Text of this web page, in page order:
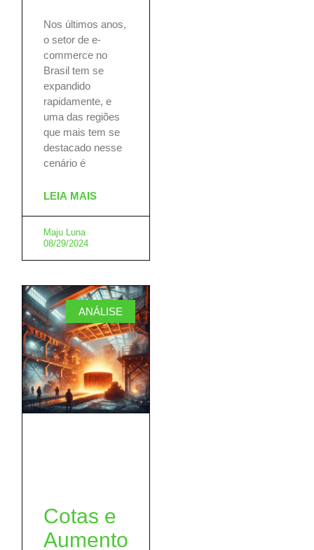
Nos últimos anos,
o setor de e-
commerce no
Brasil tem se
expandido
rapidamente, e
uma das regiões
que mais tem se
destacado nesse
cenário é
LEIA MAIS
Maju Luna
08/29/2024
ANÁLISE
Cotas e
Aumento